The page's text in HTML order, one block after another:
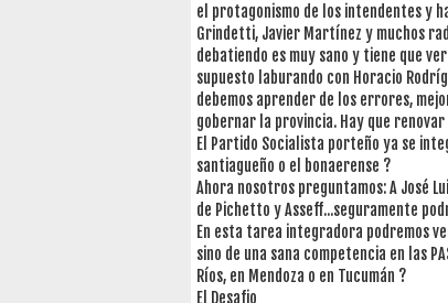
el protagonismo de los intendentes y
Grindetti, Javier Martínez y muchos
debatiendo es muy sano y tiene que
supuesto laburando con Horacio
debemos aprender de los errores,
gobernar la provincia. Hay que
El Partido Socialista porteño ya se
santiagueño o el bonaerense ?
Ahora nosotros preguntamos: A José
de Pichetto y Asseff...seguramente
En esta tarea integradora podremos
sino de una sana competencia en las
Ríos, en Mendoza o en Tucumán ?
El Desafio